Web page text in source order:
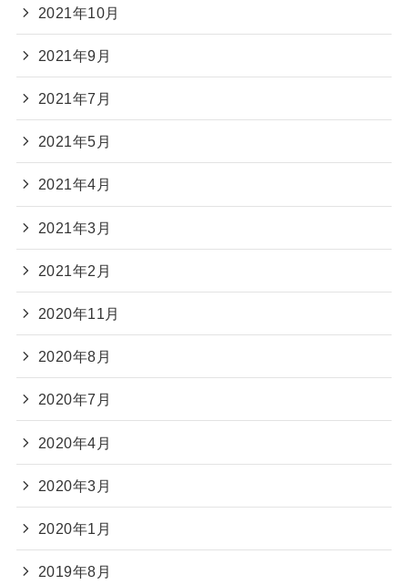
2021年10月
2021年9月
2021年7月
2021年5月
2021年4月
2021年3月
2021年2月
2020年11月
2020年8月
2020年7月
2020年4月
2020年3月
2020年1月
2019年8月